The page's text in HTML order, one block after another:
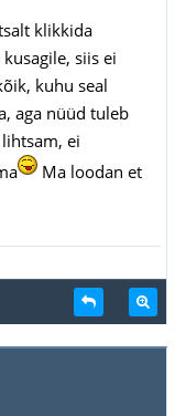
klikkida
siis ei
kuhu seal
aga nüüd tuleb
ei
Ma loodan et